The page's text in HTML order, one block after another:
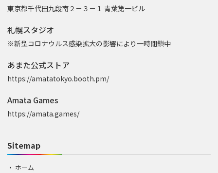
東京都千代田九段南２－３－１ 青葉第一ビル
札幌スタジオ
※新型コロナウルス感染拡大の影響により一時閉鎖中
あまた公式ストア
https://amatatokyo.booth.pm/
Amata Games
https://amata.games/
Sitemap
ホーム